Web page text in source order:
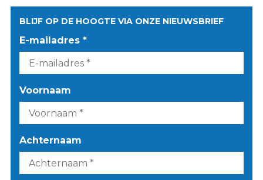
BLIJF OP DE HOOGTE VIA ONZE NIEUWSBRIEF
E-mailadres *
Voornaam
Achternaam